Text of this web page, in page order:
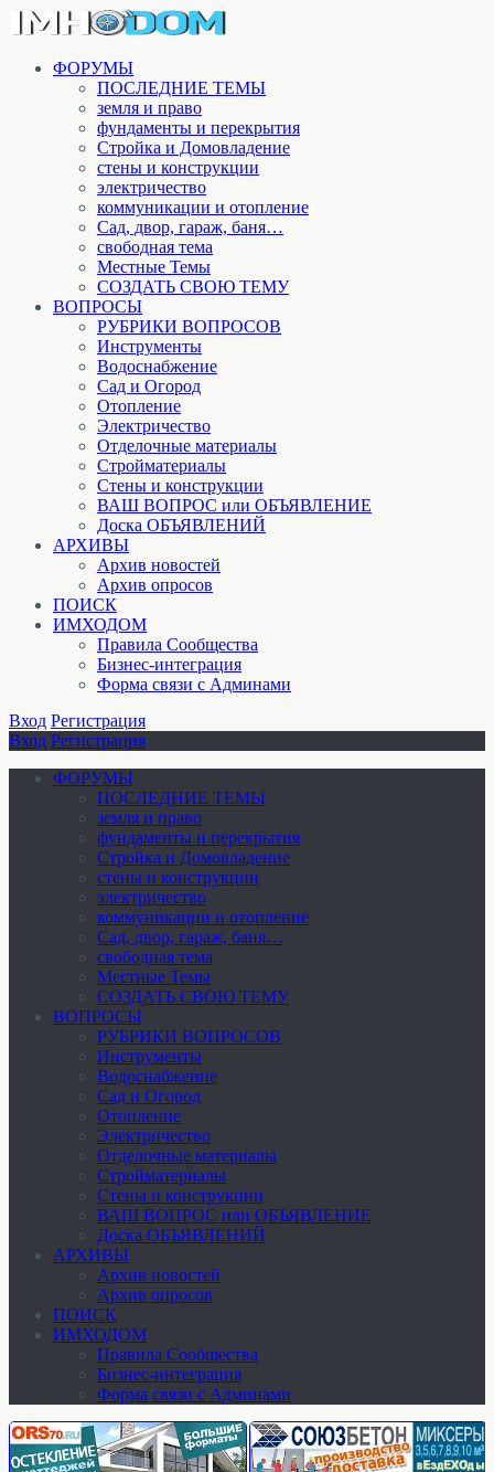
ФОРУМЫ
ПОСЛЕДНИЕ ТЕМЫ
земля и право
фундаменты и перекрытия
Стройка и Домовладение
стены и конструкции
электричество
коммуникации и отопление
Cад, двор, гараж, баня…
свободная тема
Местные Темы
СОЗДАТЬ СВОЮ ТЕМУ
ВОПРОСЫ
РУБРИКИ ВОПРОСОВ
Инструменты
Водоснабжение
Сад и Огород
Отопление
Электричество
Отделочные материалы
Стройматериалы
Стены и конструкции
ВАШ ВОПРОС или ОБЪЯВЛЕНИЕ
Доска ОБЪЯВЛЕНИЙ
АРХИВЫ
Архив новостей
Архив опросов
ПОИСК
ИМХОДОМ
Правила Сообщества
Бизнес-интеграция
Форма связи с Админами
Вход Регистрация
Вход Регистрация
ФОРУМЫ
ПОСЛЕДНИЕ ТЕМЫ
земля и право
фундаменты и перекрытия
Стройка и Домовладение
стены и конструкции
электричество
коммуникации и отопление
Cад, двор, гараж, баня…
свободная тема
Местные Темы
СОЗДАТЬ СВОЮ ТЕМУ
ВОПРОСЫ
РУБРИКИ ВОПРОСОВ
Инструменты
Водоснабжение
Сад и Огород
Отопление
Электричество
Отделочные материалы
Стройматериалы
Стены и конструкции
ВАШ ВОПРОС или ОБЪЯВЛЕНИЕ
Доска ОБЪЯВЛЕНИЙ
АРХИВЫ
Архив новостей
Архив опросов
ПОИСК
ИМХОДОМ
Правила Сообщества
Бизнес-интеграция
Форма связи с Админами